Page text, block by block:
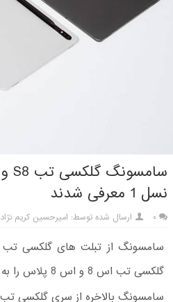
نسل 1 معرفی شدند
۰ ارسال شده توسط: امیرحسین کریم نژاد
گلکسی تب اس 8 و اس 8 پلاس را به تراشه قدرتمند اسنپدراگون 8 نسل 1 مجهز کرده است.